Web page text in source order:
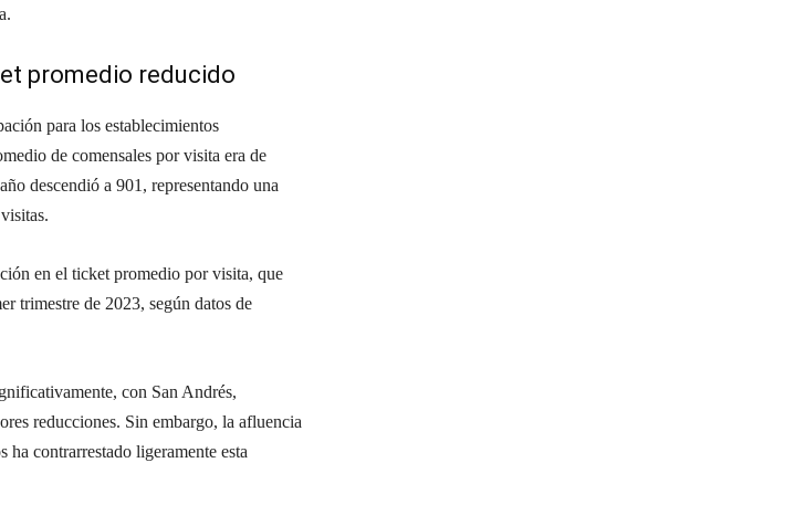
promedio reducido
para los establecimientos
de comensales por visita era de
descendió a 901, representando una
en el ticket promedio por visita, que
trimestre de 2023, según datos de
con San Andrés,
reducciones. Sin embargo, la afluencia
ha contrarrestado ligeramente esta